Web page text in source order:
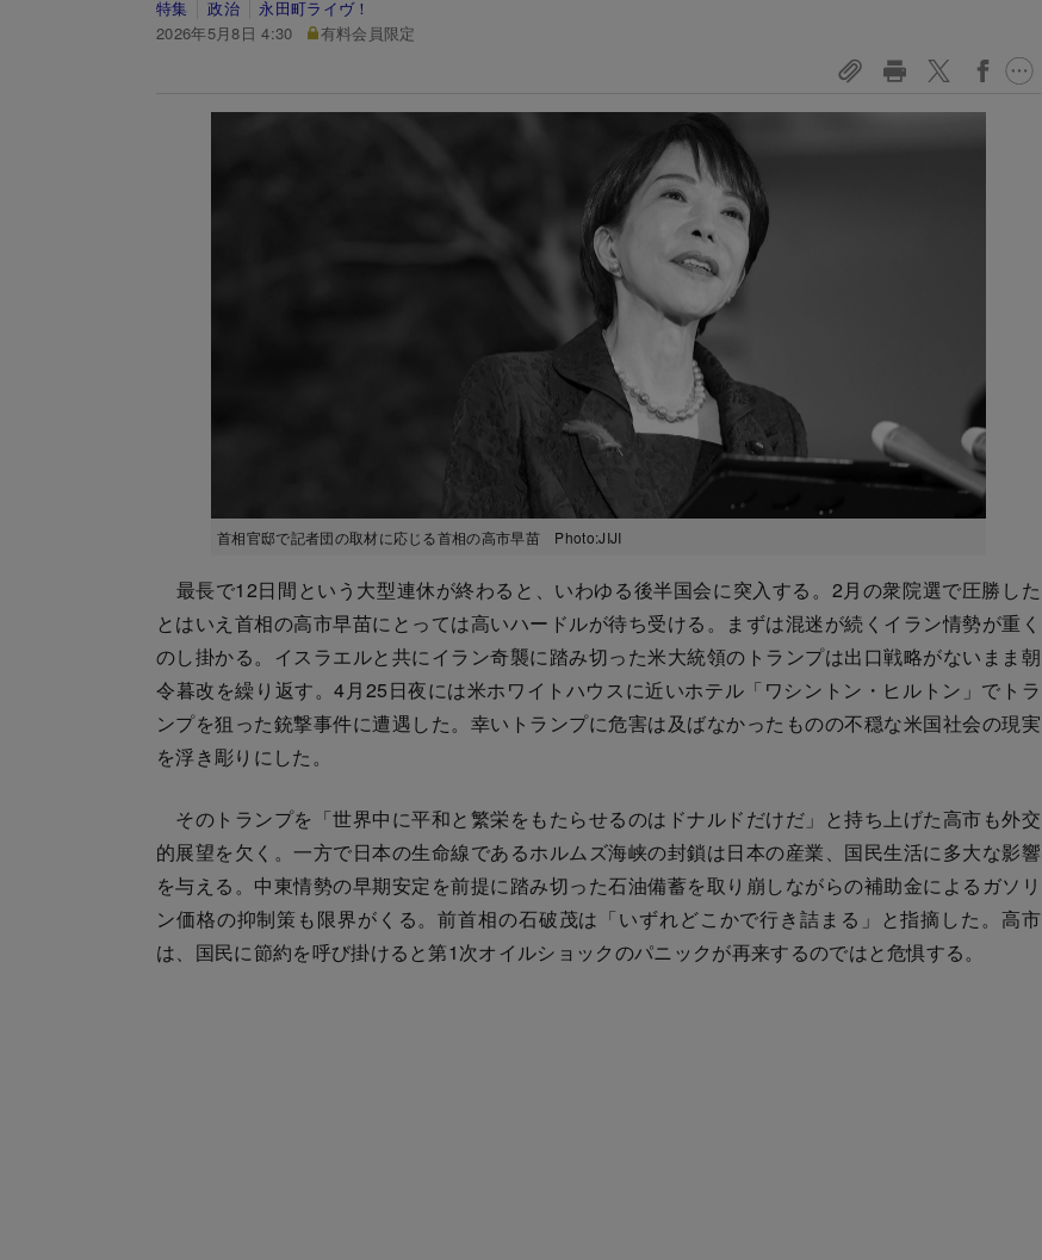
特集 政治
永田町ライヴ！
2026年5月8日 4:30
有料会員限定
首相官邸で記者団の取材に応じる首相の高市早苗 Photo:JIJI
最長で12日間という大型連休が終わると、いわゆる後半国会に突入する。2月の衆院選で圧勝した
とはいえ首相の高市早苗にとっては高いハードルが待ち受ける。まずは混迷が続くイラン情勢が重く
のし掛かる。イスラエルと共にイラン奇襲に踏み切った米大統領のトランプは出口戦略がないまま朝
令暮改を繰り返す。4月25日夜には米ホワイトハウスに近いホテル「ワシントン・ヒルトン」でトラ
ンプを狙った銃撃事件に遭遇した。幸いトランプに危害は及ばなかったものの不穏な米国社会の現実
を浮き彫りにした。
そのトランプを「世界中に平和と繁栄をもたらせるのはドナルドだけだ」と持ち上げた高市も外交
的展望を欠く。一方で日本の生命線であるホルムズ海峡の封鎖は日本の産業、国民生活に多大な影響
を与える。中東情勢の早期安定を前提に踏み切った石油備蓄を取り崩しながらの補助金によるガソリ
ン価格の抑制策も限界がくる。前首相の石破茂は「いずれどこかで行き詰まる」と指摘した。高市
は、国民に節約を呼び掛けると第1次オイルショックのパニックが再来するのではと危惧する。